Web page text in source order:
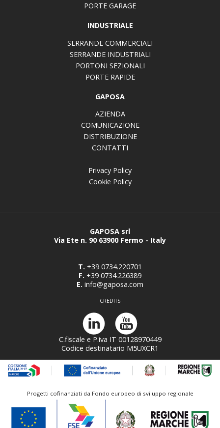
PORTE GARAGE
INDUSTRIALE
SERRANDE COMMERCIALI
SERRANDE INDUSTRIALI
PORTONI SEZIONALI
PORTE RAPIDE
GAPOSA
AZIENDA
COMUNICAZIONE
DISTRIBUZIONE
CONTATTI
Privacy Policy
Cookie Policy
GAPOSA srl
Via Ete n. 90 63900 Fermo - Italy
T. +39 0734.220701
F. +39 0734.226389
E. info@gaposa.com
CREDITS
C.fiscale e P.iva IT 00128970449
Codice destinatario M5UXCR1
Progetti cofinanziati da Fondo europeo di sviluppo regionale